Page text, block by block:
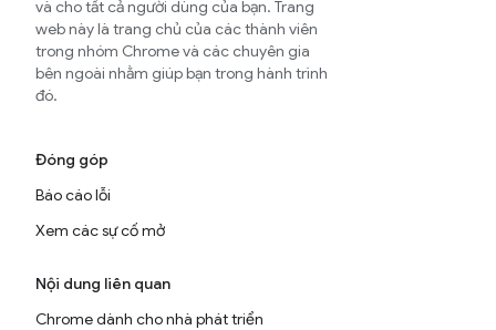
và cho tất cả người dùng của bạn. Trang
web này là trang chủ của các thành viên
trong nhóm Chrome và các chuyên gia
bên ngoài nhằm giúp bạn trong hành trình
đó.
Đóng góp
Báo cáo lỗi
Xem các sự cố mở
Nội dung liên quan
Chrome dành cho nhà phát triển